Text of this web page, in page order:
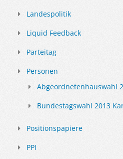
Landespolitik
Liquid Feedback
Parteitag
Personen
Abgeordnetenhauswahl
Bundestagswahl 2013
Positionspapiere
PPI